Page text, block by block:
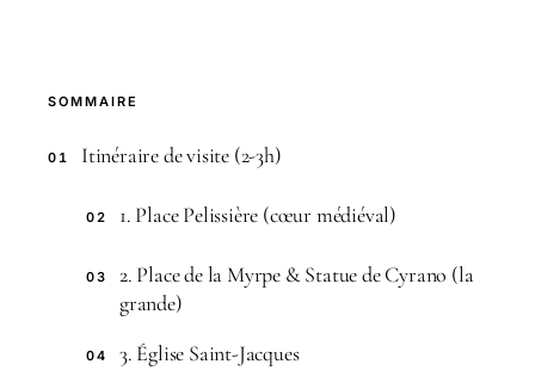
SOMMAIRE
01 Itinéraire de visite (2-3h)
02 1. Place Pelissière (cœur médiéval)
03
2. Place de la Myrpe & Statue de Cyrano (la
grande)
04 3. Église Saint-Jacques